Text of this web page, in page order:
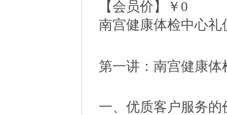
【会员价】￥0
南宫健康体检中心
第一讲：南宫健康
一、优质客户服务的